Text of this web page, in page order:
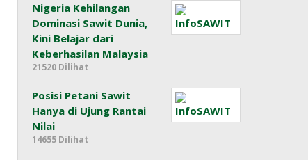
Nigeria Kehilangan
Dominasi Sawit Dunia,
Kini Belajar dari
Keberhasilan Malaysia
21520 Dilihat
Posisi Petani Sawit
Hanya di Ujung Rantai
Nilai
14655 Dilihat